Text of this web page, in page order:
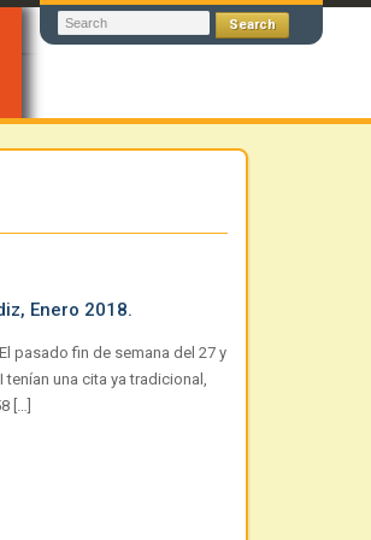
Enero 2018.
pasado fin de semana del 27 y
una cita ya tradicional,
[…]